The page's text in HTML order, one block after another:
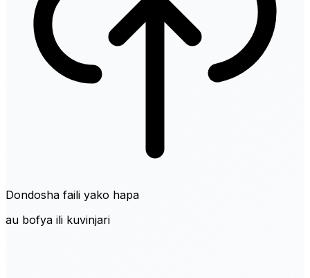
Dondosha faili yako hapa
au bofya ili kuvinjari